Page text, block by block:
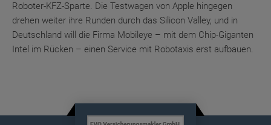
Roboter-KFZ-Sparte. Die Testwagen von Apple hingegen
drehen weiter ihre Runden durch das Silicon Valley, und in
Deutschland will die Firma Mobileye – mit dem Chip-Giganten
Intel im Rücken – einen Service mit Robotaxis erst aufbauen.